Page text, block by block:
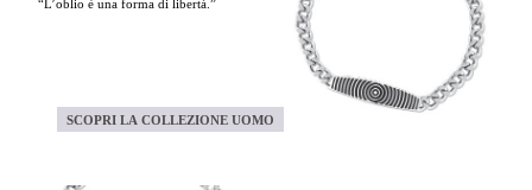
“L’oblio è una forma di libertà.”
SCOPRI LA COLLEZIONE UOMO